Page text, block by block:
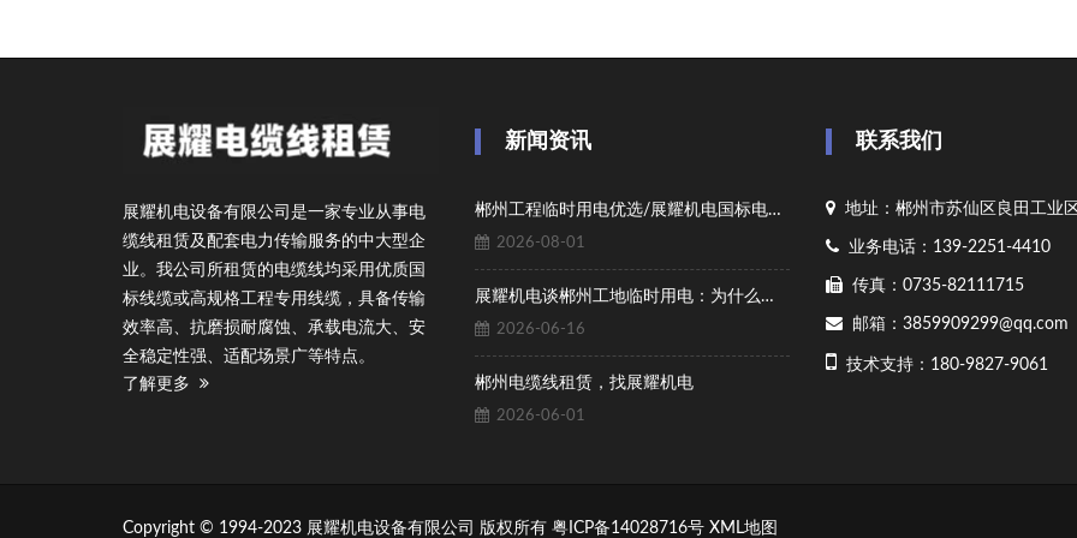
展耀机电设备有限公司是一家专业从事电
缆线租赁及配套电力传输服务的中大型企
业。我公司所租赁的电缆线均采用优质国
标线缆或高规格工程专用线缆，具备传输
效率高、抗磨损耐腐蚀、承载电流大、安
全稳定性强、适配场景广等特点。
了解更多
新闻资讯
郴州工程临时用电优选/展耀机电国标电缆线租赁
2026-08-01
展耀机电谈郴州工地临时用电：为什么越来越多的项目方选择“电缆线租赁”而非购买？
2026-06-16
郴州电缆线租赁，找展耀机电
2026-06-01
联系我们
地址：郴州市苏仙区良田工业
业务电话：139-2251-4410
传真：0735-82111715
邮箱：3859909299@qq.com
技术支持：180-9827-9061
Copyright © 1994-2023 展耀机电设备有限公司 版权所有 粤ICP备14028716号 XML地图